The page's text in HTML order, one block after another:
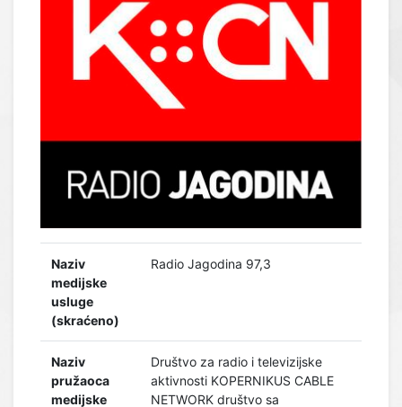
Naziv
medijske
usluge
(skraćeno)
Radio Jagodina 97,3
Naziv
pružaoca
medijske
Društvo za radio i televizijske
aktivnosti KOPERNIKUS CABLE
NETWORK društvo sa